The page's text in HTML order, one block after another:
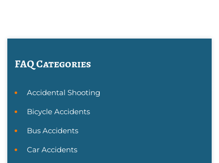
FAQ Categories
Accidental Shooting
Bicycle Accidents
Bus Accidents
Car Accidents